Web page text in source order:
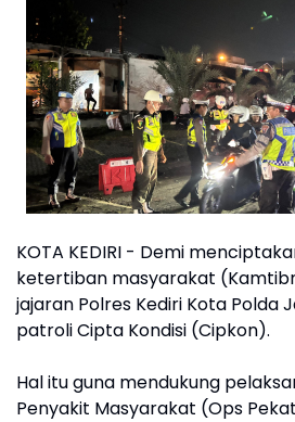
KOTA KEDIRI - Demi
ketertiban masyarakat
jajaran Polres Kediri Kota Polda
patroli Cipta Kondisi (Cipkon).
Hal itu guna mendukung
Penyakit Masyarakat (Ops